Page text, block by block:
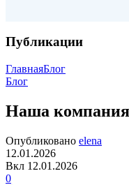
Публикации
ГлавнаяБлог
Блог
Наша компания
Опубликовано elena
12.01.2026
Вкл 12.01.2026
0